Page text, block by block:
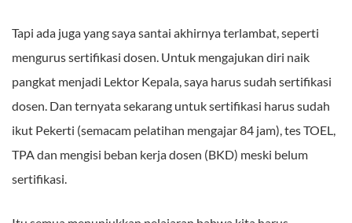
Tapi ada juga yang saya santai akhirnya terlambat, seperti
mengurus sertifikasi dosen. Untuk mengajukan diri naik
pangkat menjadi Lektor Kepala, saya harus sudah sertifikasi
dosen. Dan ternyata sekarang untuk sertifikasi harus sudah
ikut Pekerti (semacam pelatihan mengajar 84 jam), tes TOEL,
TPA dan mengisi beban kerja dosen (BKD) meski belum
sertifikasi.